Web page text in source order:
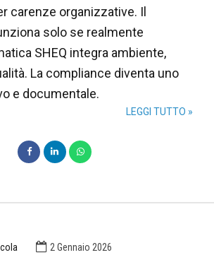
carenze organizzative. Il
solo se realmente
SHEQ integra ambiente,
La compliance diventa uno
e documentale.
LEGGI TUTTO »
2 Gennaio 2026